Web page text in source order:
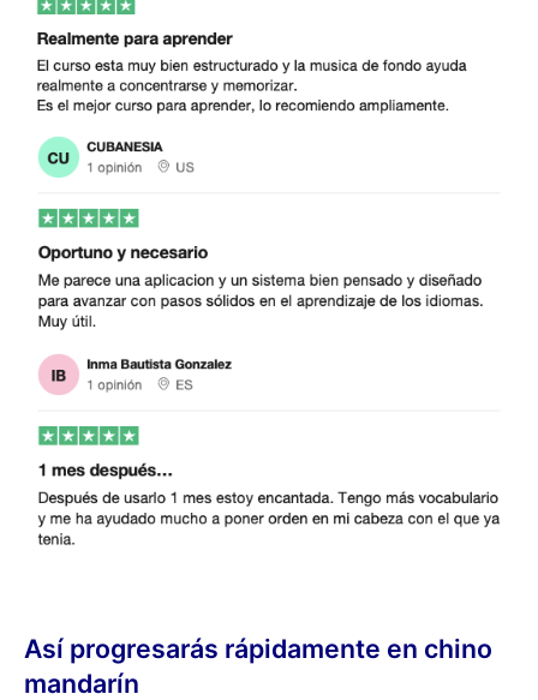
Así progresarás rápidamente en chino
mandarín